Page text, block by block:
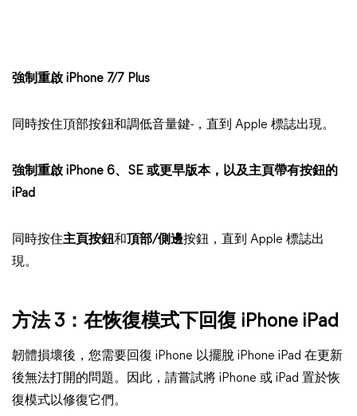
強制重啟 iPhone 7/7 Plus
同時按住頂部按鈕和調低音量鍵-，直到 Apple 標誌出現。
強制重啟 iPhone 6、SE 或更早版本，以及主頁帶有按鈕的
iPad
同時按住主頁按鈕和頂部/側邊按鈕，直到 Apple 標誌出
現。
方法 3：在恢復模式下回復 iPhone iPad
韌體損壞後，您需要回復 iPhone 以擺脫 iPhone iPad 在更新
後無法打開的問題。因此，請嘗試將 iPhone 或 iPad 置於恢
復模式以修復它們。